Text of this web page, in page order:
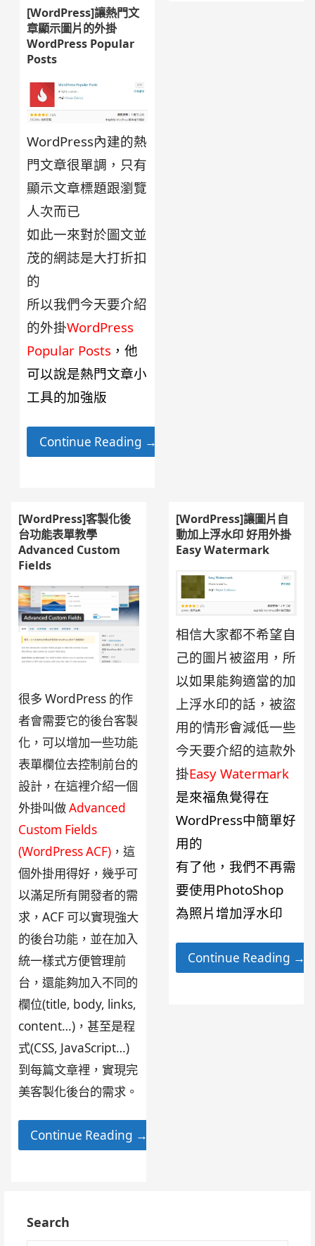
[WordPress]讓熱門文
章顯示圖片的外掛
WordPress Popular
Posts
WordPress內建的熱
門文章很單調，只有
顯示文章標題跟瀏覽
人次而已
如此一來對於圖文並
茂的網誌是大打折扣
的
所以我們今天要介紹
的外掛WordPress
Popular Posts ，他
可以說是熱門文章小
工具的加強版
Continue Reading →
[WordPress]客製化後
台功能表單教學
Advanced Custom
Fields
很多 WordPress 的作
者會需要它的後台客製
化，可以增加一些功能
表單欄位去控制前台的
設計，在這裡介紹一個
外掛叫做Advanced
Custom Fields
(WordPress ACF) ，這
個外掛用得好，幾乎可
以滿足所有開發者的需
求，ACF 可以實現強大
的後台功能，並在加入
統一樣式方便管理前
台，還能夠加入不同的
欄位(title, body, links,
content…)，甚至是程
式(CSS, JavaScript…)
到每篇文章裡，實現完
美客製化後台的需求。
Continue Reading →
[WordPress]讓圖片自
動加上浮水印 好用外掛
Easy Watermark
相信大家都不希望自
己的圖片被盜用，所
以如果能夠適當的加
上浮水印的話，被盜
用的情形會減低一些
今天要介紹的這款外
掛Easy Watermark
是來福魚覺得在
WordPress中簡單好
用的
有了他，我們不再需
要使用PhotoShop
為照片增加浮水印
Continue Reading →
Search